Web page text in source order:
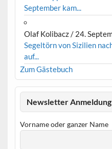
September kam...
Olaf Kolibacz/ 24.
Segeltörn von Sizilien
auf...
Zum Gästebuch
Newsletter Anmeldung
Vorname oder ganzer Name